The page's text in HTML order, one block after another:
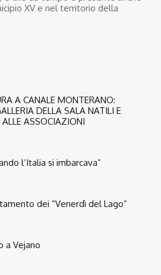
XV e nel territorio della
A CANALE MONTERANO:
DELLA SALA NATILI E
ASSOCIAZIONI
l’Italia si imbarcava”
dei “Venerdì del Lago”
a Vejano